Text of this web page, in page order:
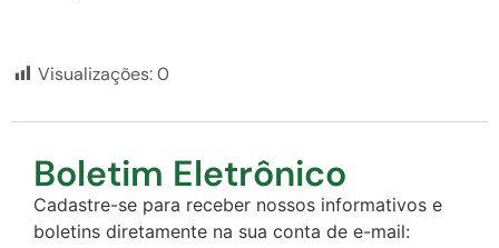
Visualizações:0
Boletim Eletrônico
Cadastre-se para receber nossos informativos e
boletins diretamente na sua conta de e-mail: